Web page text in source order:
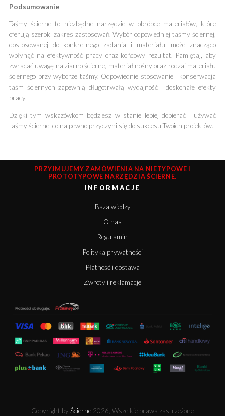
Podsumowanie
Taśmy ścierne to niezbędne narzędzie w obróbce materiałów, które
oferują szeroki zakres zastosowań. Wybór odpowiedniej taśmy ściernej,
dostosowanej do konkretnego zadania i materiału, może znacząco
wpłynąć na efektywność pracy oraz końcowy rezultat. Pamiętaj, aby
zwracać uwagę na ziarno ścierne, materiał nośny oraz rodzaj materiału
ściernego przy wyborze taśmy. Odpowiednie stosowanie i konserwacja
taśm ściernych zapewnią długotrwałą wydajność i doskonałe efekty
pracy.
Dzięki tym wskazówkom będziesz w stanie lepiej dobierać i używać
taśmy ścierne, co na pewno przyczyni się do sukcesu Twoich projektów.
PRZYJMUJEMY ZAMÓWIENIA NA NIETYPOWE I
PROTOTYPOWE NARZĘDZIA ŚCIERNE.
INFORMACJE
Baza wiedzy
O nas
Regulamin
Polityka prywatności
Płatność i dostawa
Zwroty i reklamacje
Copyright by Ścierne 2026, Wszelkie prawa zastrzeżone